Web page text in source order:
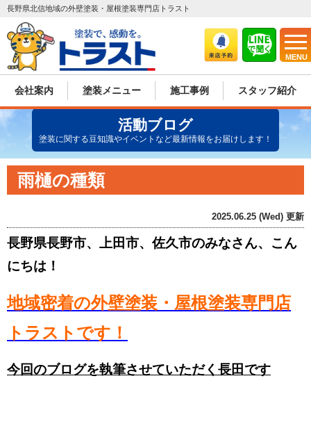
MENU
長野県北信地域の外壁塗装・屋根塗装専門店トラスト
会社案内 塗装メニュー 施工事例 スタッフ紹介
活動ブログ
塗装に関する豆知識やイベントなど最新情報をお届けします！
雨樋の種類
2025.06.25 (Wed) 更新
長野県長野市、上田市、佐久市のみなさん、こん
にちは！
地域密着の外壁塗装・屋根塗装専門店
トラストです！
今回のブログを執筆させていただく長田です